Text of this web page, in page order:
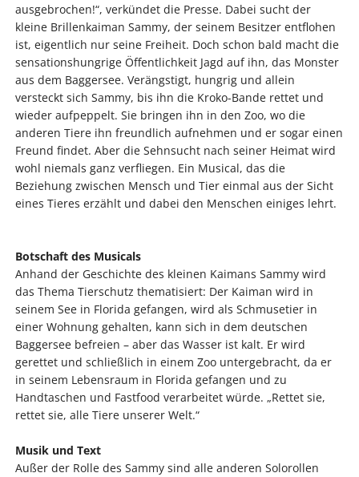
ausgebrochen!“, verkündet die Presse. Dabei sucht der
kleine Brillenkaiman Sammy, der seinem Besitzer entflohen
ist, eigentlich nur seine Freiheit. Doch schon bald macht die
sensationshungrige Öffentlichkeit Jagd auf ihn, das Monster
aus dem Baggersee. Verängstigt, hungrig und allein
versteckt sich Sammy, bis ihn die Kroko-Bande rettet und
wieder aufpeppelt. Sie bringen ihn in den Zoo, wo die
anderen Tiere ihn freundlich aufnehmen und er sogar einen
Freund findet. Aber die Sehnsucht nach seiner Heimat wird
wohl niemals ganz verfliegen. Ein Musical, das die
Beziehung zwischen Mensch und Tier einmal aus der Sicht
eines Tieres erzählt und dabei den Menschen einiges lehrt.
Botschaft des Musicals
Anhand der Geschichte des kleinen Kaimans Sammy wird
das Thema Tierschutz thematisiert: Der Kaiman wird in
seinem See in Florida gefangen, wird als Schmusetier in
einer Wohnung gehalten, kann sich in dem deutschen
Baggersee befreien – aber das Wasser ist kalt. Er wird
gerettet und schließlich in einem Zoo untergebracht, da er
in seinem Lebensraum in Florida gefangen und zu
Handtaschen und Fastfood verarbeitet würde. „Rettet sie,
rettet sie, alle Tiere unserer Welt.“
Musik und Text
Außer der Rolle des Sammy sind alle anderen Solorollen